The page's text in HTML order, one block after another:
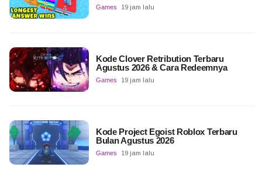
Games 19 jam lalu
Kode Clover Retribution Terbaru
Agustus 2026 & Cara Redeemnya
Games 19 jam lalu
Kode Project Egoist Roblox Terbaru
Bulan Agustus 2026
Games 19 jam lalu